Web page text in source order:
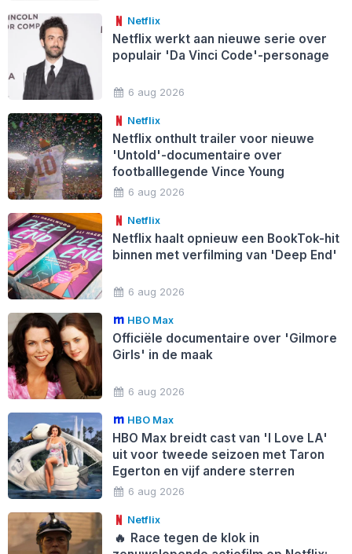
Netflix
Netflix werkt aan nieuwe serie over
populair 'Da Vinci Code'-personage
6 aug 2026
Netflix
Netflix onthult trailer voor nieuwe
'Untold'-documentaire over
footballlegende Vince Young
6 aug 2026
Netflix
Netflix haalt opnieuw een BookTok-hit
binnen met verfilming van 'Deep End'
6 aug 2026
HBO Max
Officiële documentaire over 'Gilmore
Girls' in de maak
6 aug 2026
HBO Max
HBO Max breidt cast van 'I Love LA'
uit voor tweede seizoen met Taron
Egerton en vijf andere sterren
6 aug 2026
Netflix
🔥 Race tegen de klok in